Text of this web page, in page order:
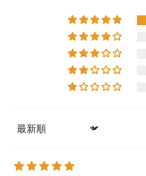
Sort by